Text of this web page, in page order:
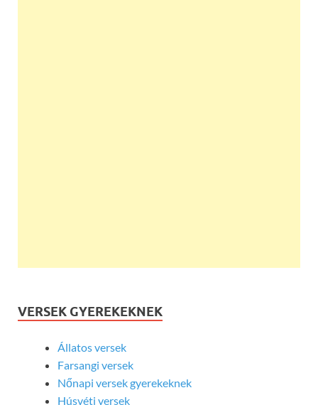
VERSEK GYEREKEKNEK
Állatos versek
Farsangi versek
Nőnapi versek gyerekeknek
Húsvéti versek